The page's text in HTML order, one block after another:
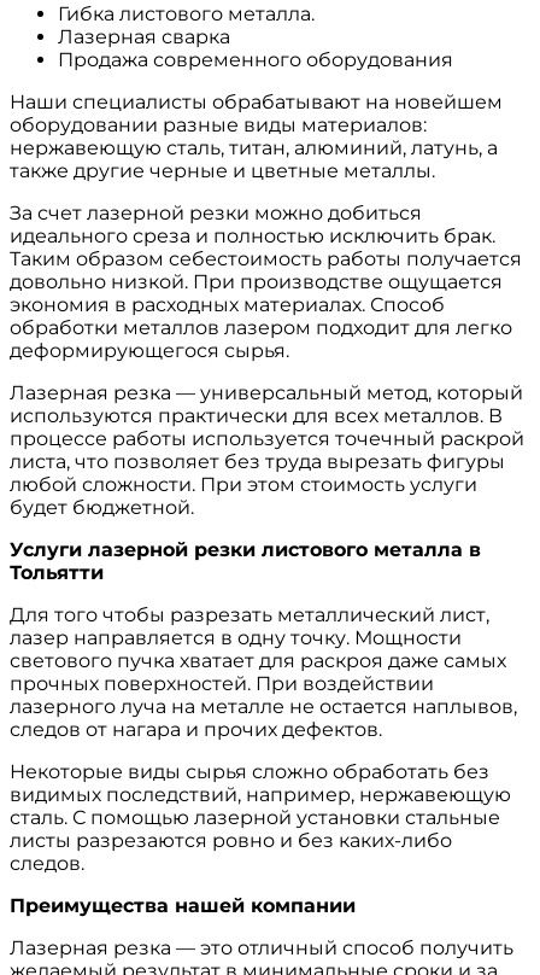
Гибка листового металла.
Лазерная сварка
Продажа современного оборудования
Наши специалисты обрабатывают на новейшем
оборудовании разные виды материалов:
нержавеющую сталь, титан, алюминий, латунь, а
также другие черные и цветные металлы.
За счет лазерной резки можно добиться
идеального среза и полностью исключить брак.
Таким образом себестоимость работы получается
довольно низкой. При производстве ощущается
экономия в расходных материалах. Способ
обработки металлов лазером подходит для легко
деформирующегося сырья.
Лазерная резка — универсальный метод, который
используются практически для всех металлов. В
процессе работы используется точечный раскрой
листа, что позволяет без труда вырезать фигуры
любой сложности. При этом стоимость услуги
будет бюджетной.
Услуги лазерной резки листового металла в
Тольятти
Для того чтобы разрезать металлический лист,
лазер направляется в одну точку. Мощности
светового пучка хватает для раскроя даже самых
прочных поверхностей. При воздействии
лазерного луча на металле не остается наплывов,
следов от нагара и прочих дефектов.
Некоторые виды сырья сложно обработать без
видимых последствий, например, нержавеющую
сталь. С помощью лазерной установки стальные
листы разрезаются ровно и без каких-либо
следов.
Преимущества нашей компании
Лазерная резка — это отличный способ получить